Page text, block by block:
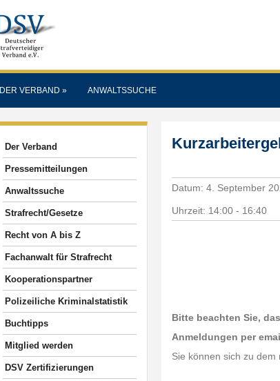
DER VERBAND » ANWALTSSUCHE
Der Verband
Pressemitteilungen
Anwaltssuche
Strafrecht/Gesetze
Recht von A bis Z
Fachanwalt für Strafrecht
Kooperationspartner
Polizeiliche Kriminalstatistik
Buchtipps
Mitglied werden
DSV Zertifizierungen
Datum:4. September
Uhrzeit: 14:00 - 16:40
Bitte beachten Sie,
Anmeldungen per
Sie können sich zu